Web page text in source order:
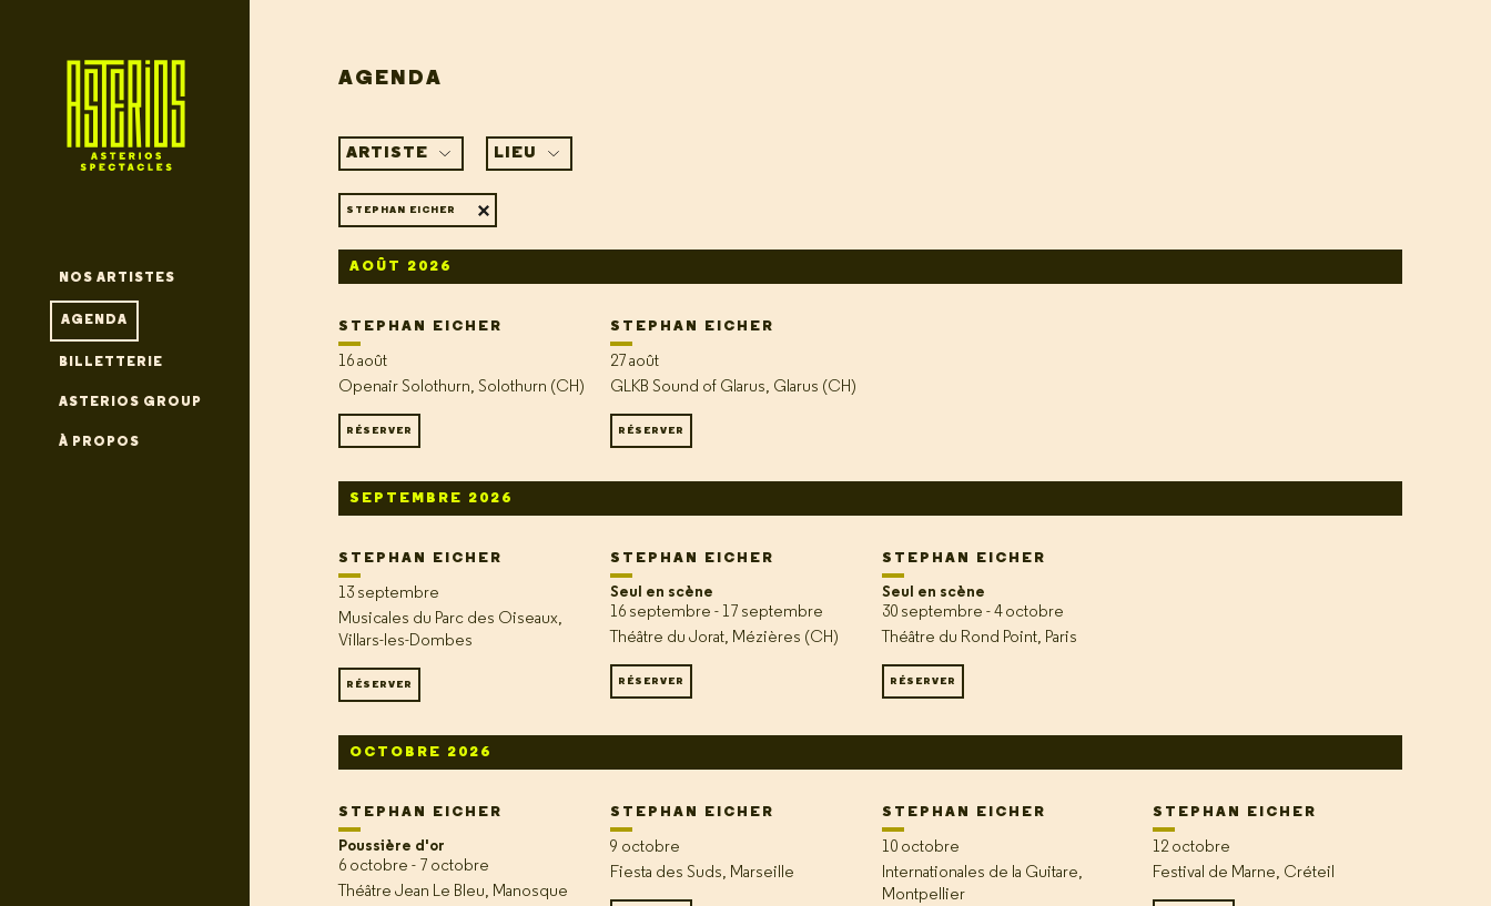
NOS ARTISTES
AGENDA
BILLETTERIE
ASTERIOS GROUP
À PROPOS
AGENDA
ARTISTE LIEU
STEPHAN EICHER
AOÛT 2026
STEPHAN EICHER
16 août
Openair Solothurn, Solothurn (CH)
RÉSERVER
STEPHAN EICHER
27 août
GLKB Sound of Glarus, Glarus (CH)
RÉSERVER
SEPTEMBRE 2026
STEPHAN EICHER
13 septembre
Musicales du Parc des Oiseaux,
Villars-les-Dombes
RÉSERVER
STEPHAN EICHER
Seul en scène
16 septembre - 17 septembre
Théâtre du Jorat, Mézières (CH)
RÉSERVER
STEPHAN EICHER
Seul en scène
30 septembre - 4 octobre
Théâtre du Rond Point, Paris
RÉSERVER
OCTOBRE 2026
STEPHAN EICHER
Poussière d'or
6 octobre - 7 octobre
Théâtre Jean Le Bleu, Manosque
STEPHAN EICHER
9 octobre
Fiesta des Suds, Marseille
STEPHAN EICHER
10 octobre
Internationales de la Guitare,
Montpellier
STEPHAN EICHER
12 octobre
Festival de Marne, Créteil